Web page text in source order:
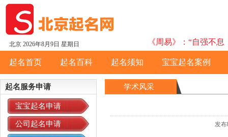
北京 2026年8月9日 星期日 《周易》：“自强不
起名首页 起名百科 起名须知 宝宝起名案例
起名服务申请
宝宝起名申请
公司起名申请
学术风采
发